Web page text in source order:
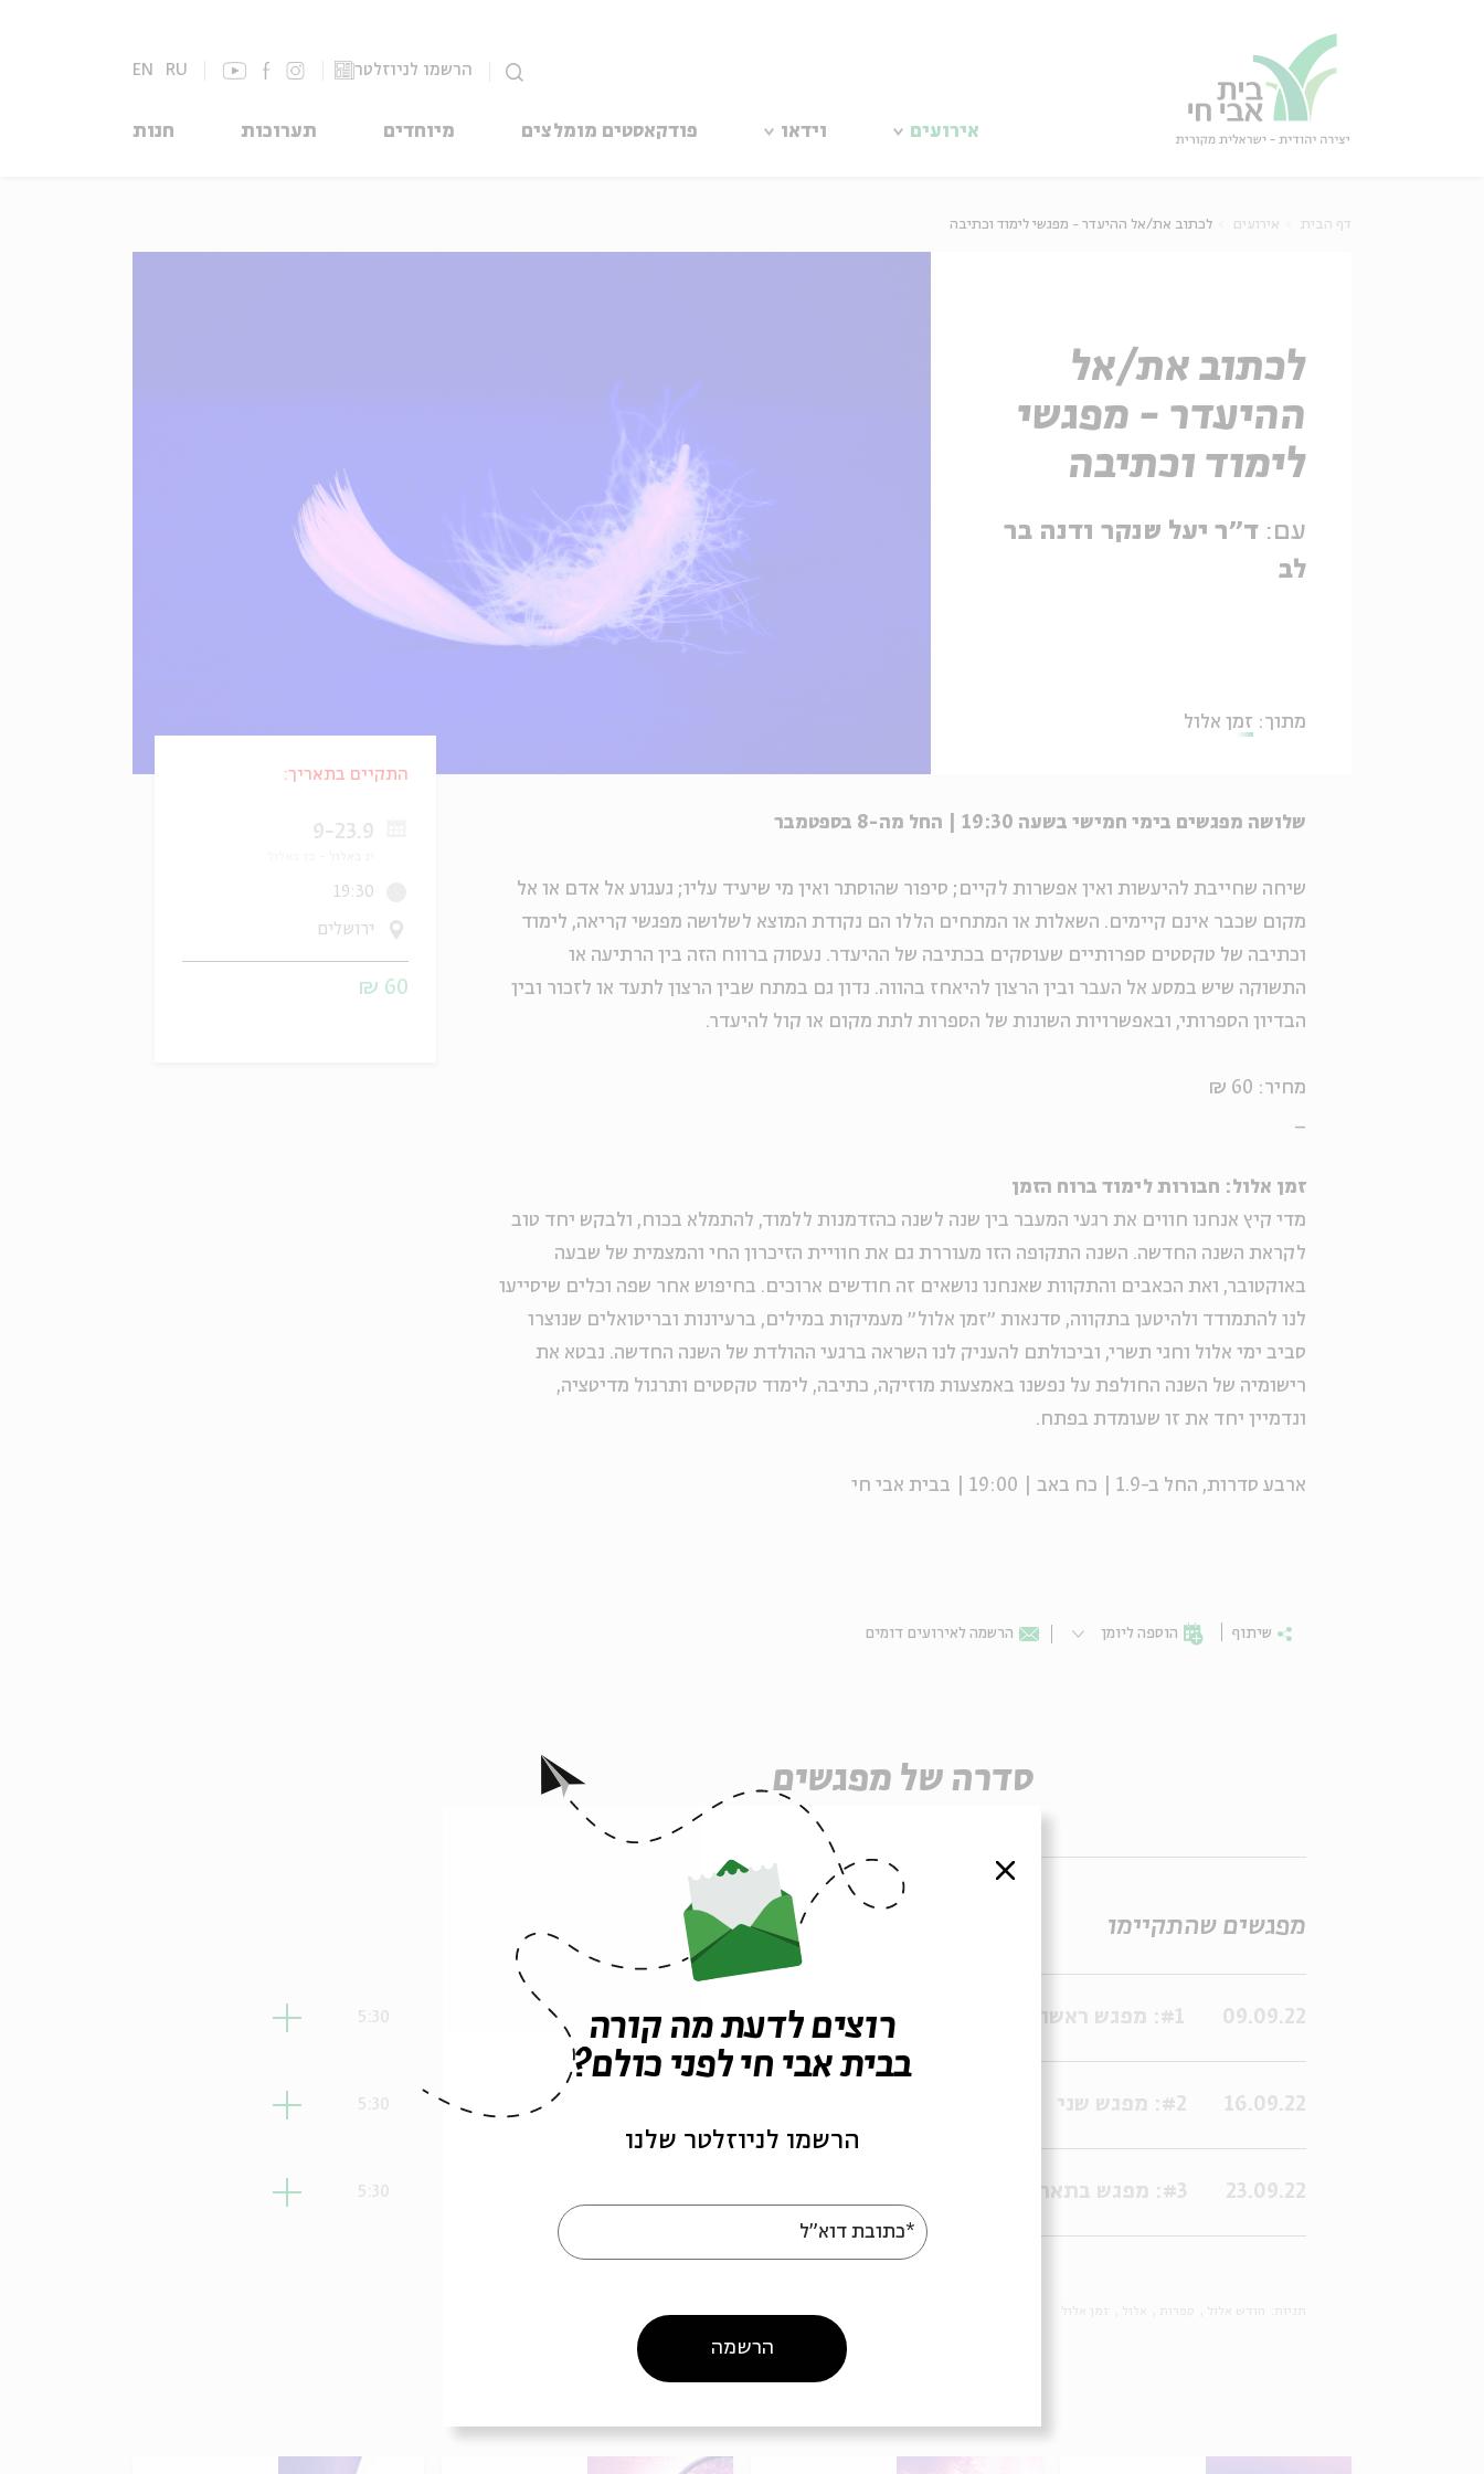
הרשמו לניוזלטר EN RU
אירועים וידאו פודקאסטים מומלצים מיוחדים תערוכות חנות
דף הבית אירועים לכתוב את/אל ההיעדר - מפגשי לימוד וכתיבה
לכתוב את/אל
ההיעדר - מפגשי
לימוד וכתיבה
עם: ד''ר יעל שנקר ודנה בר
לב
מתוך: זמן אלול
שלושה מפגשים בימי חמישי בשעה 19:30 | החל מה-8 בספטמבר
שיחה שחייבת להיעשות ואין אפשרות לקיים; סיפור שהוסתר ואין מי שיעיד עליו; געגוע אל אדם או אל
מקום שכבר אינם קיימים. השאלות או המתחים הללו הם נקודת המוצא לשלושה מפגשי קריאה, לימוד
וכתיבה של טקסטים ספרותיים שעוסקים בכתיבה של ההיעדר. נעסוק ברווח הזה בין הרתיעה או
התשוקה שיש במסע אל העבר ובין הרצון להיאחז בהווה. נדון גם במתח שבין הרצון לתעד או לזכור ובין
הבדיון הספרותי, ובאפשרויות השונות של הספרות לתת מקום או קול להיעדר.
מחיר: 60 ₪
זמן אלול: חבורות לימוד ברוח הזמן
מדי קיץ אנחנו חווים את רגעי המעבר בין שנה לשנה כהזדמנות ללמוד, להתמלא בכוח, ולבקש יחד טוב
לקראת השנה החדשה. השנה התקופה הזו מעוררת גם את חוויית הזיכרון החי והמצמית של שבעה
באוקטובר, ואת הכאבים והתקוות שאנחנו נושאים זה חודשים ארוכים. בחיפוש אחר שפה וכלים שיסייעו
לנו להתמודד ולהיטען בתקווה, סדנאות ״זמן אלול״ מעמיקות במילים, ברעיונות ובריטואלים שנוצרו
סביב ימי אלול וחגי תשרי, וביכולתם להעניק לנו השראה ברגעי ההולדת של השנה החדשה. נבטא את
רישומיה של השנה החולפת על נפשנו באמצעות מוזיקה, כתיבה, לימוד טקסטים ותרגול מדיטציה,
ונדמיין יחד את זו שעומדת בפתח.
ארבע סדרות, החל ב-1.9 | כח באב | 19:00 | בבית אבי חי
שיתוף הוספה ליומן הרשמה לאירועים דומים
סדרה של מפגשים
מפגשים שהתקיימו
09.09.22 #1: מפגש ראשון 5:30
16.09.22 #2: מפגש שני שישי 5:30
23.09.22 #3: מפגש בתאריך:22/09/2022 19:30:00 5:30
התקיים בתאריך:
9-23.9
19:30
ירושלים
60 ₪
אירועים נוספים בסדרה
סגור
רוצים לדעת מה קורה
בבית אבי חי לפני כולם?
הרשמו לניוזלטר שלנו
*כתובת דוא"ל
הרשמה